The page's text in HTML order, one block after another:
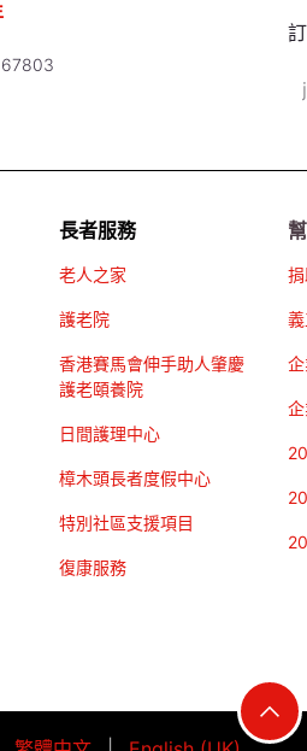
長者服務
老人之家
護老院
香港賽馬會伸手助人肇慶
護老頤養院
日間護理中心
樟木頭長者度假中心
特別社區支援項目
復康服務